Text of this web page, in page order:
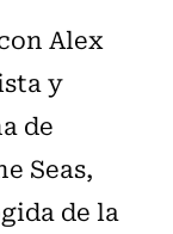
Alex
y
de
Seas,
de la